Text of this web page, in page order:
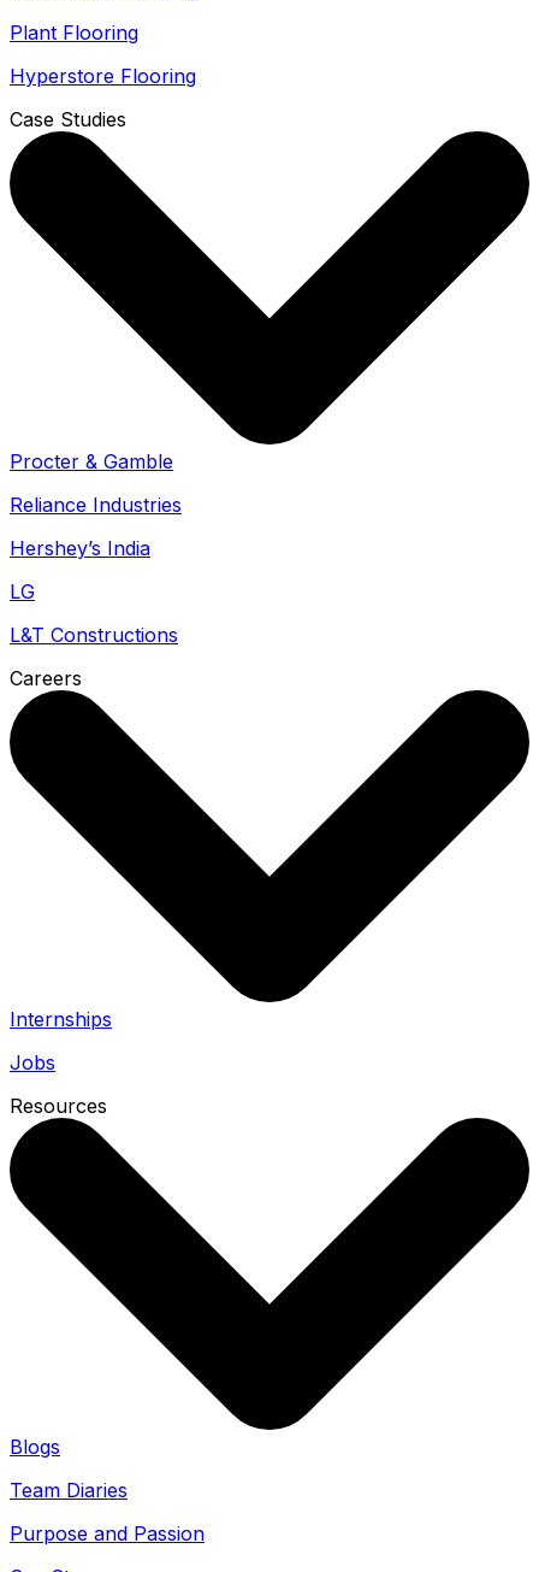
Plant Flooring
Hyperstore Flooring
Case Studies
Procter & Gamble
Reliance Industries
Hershey’s India
LG
L&T Constructions
Careers
Internships
Jobs
Resources
Blogs
Team Diaries
Purpose and Passion